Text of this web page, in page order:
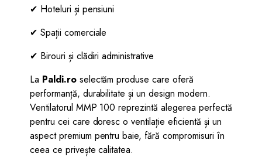
✔ Hoteluri și pensiuni
✔ Spații comerciale
✔ Birouri și clădiri administrative
La Paldi.roselectăm produse care oferă
performanță, durabilitate și un design modern.
Ventilatorul MMP 100 reprezintă alegerea perfectă
pentru cei care doresc o ventilație eficientă și un
aspect premium pentru baie, fără compromisuri în
ceea ce privește calitatea.